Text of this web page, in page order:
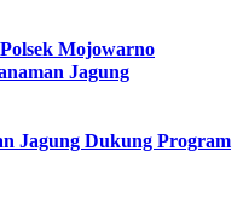
Mojowarno
Jagung
Jagung Dukung Program